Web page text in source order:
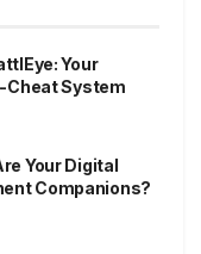
Your
Cheat System
Your Digital
Companions?